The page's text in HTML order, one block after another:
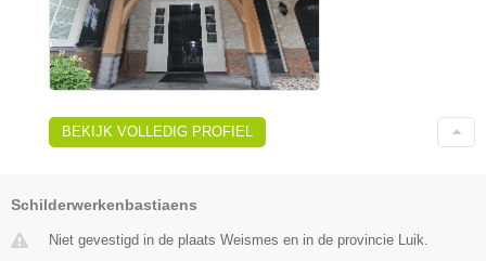
BEKIJK VOLLEDIG PROFIEL
Schilderwerkenbastiaens
Niet gevestigd in de plaats Weismes en in de provincie Luik.